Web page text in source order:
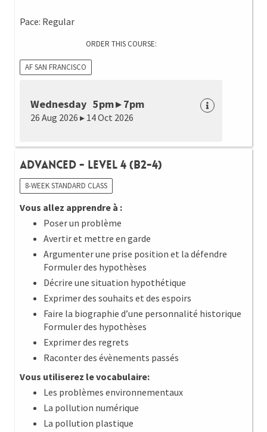
Pace: Regular
ORDER THIS COURSE:
AF SAN FRANCISCO
Wednesday 5pm ▸ 7pm
26 Aug 2026 ▸ 14 Oct 2026
Advanced - Level 4 (B2-4)
8-WEEK STANDARD CLASS
Vous allez apprendre à :
Poser un problème
Avertir et mettre en garde
Argumenter une prise position et la défendre
Formuler des hypothèses
Décrire une situation hypothétique
Exprimer des souhaits et des espoirs
Faire la biographie d’une personnalité historique
Formuler des hypothèses
Exprimer des regrets
Raconter des évènements passés
Vous utiliserez le vocabulaire:
Les problèmes environnementaux
La pollution numérique
La pollution plastique